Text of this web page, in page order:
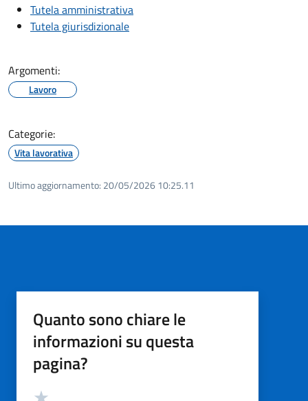
Tutela amministrativa
Tutela giurisdizionale
Argomenti:
Lavoro
Categorie:
Vita lavorativa
Ultimo aggiornamento: 20/05/2026 10:25.11
Quanto sono chiare le
informazioni su questa
pagina?
Valutazione